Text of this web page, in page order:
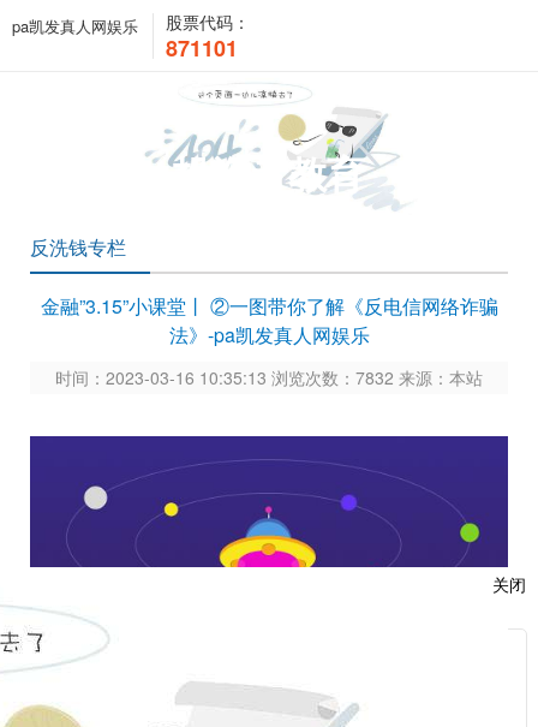
pa凯发真人网娱乐 股票代码：
871101
投资者教育
反洗钱专栏
金融”3.15”小课堂丨 ②一图带你了解《反电信网络诈骗
法》-pa凯发真人网娱乐
时间：2023-03-16 10:35:13 浏览次数：7832 来源：本站
关闭